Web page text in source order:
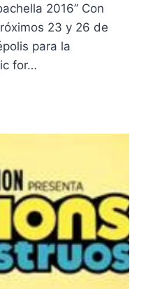
2016” Con
23 y 26 de
para la
for…